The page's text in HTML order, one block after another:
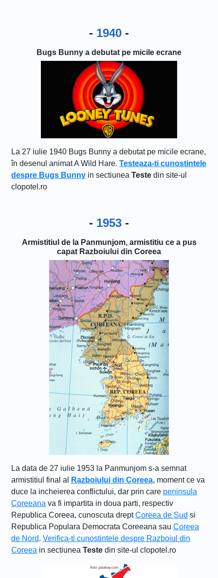
- 1940 -
Bugs Bunny a debutat pe micile ecrane
La 27 iulie 1940 Bugs Bunny a debutat pe micile ecrane,
în desenul animat A Wild Hare. Testeaza-ti cunostintele
despre Bugs Bunny in sectiunea Teste din site-ul
clopotel.ro
- 1953 -
Armistitiul de la Panmunjom, armistitiu ce a pus
capat Razboiului din Coreea
La data de 27 iulie 1953 la Panmunjom s-a semnat
armistitiul final al
Razboiului din Coreea, moment ce va
duce la incheierea conflictului, dar prin care peninsula
Coreeana va fi impartita in doua parti, respectiv
Republica Coreea, cunoscuta dreptCoreea de Sud si
Republica Populara Democrata Coreeana sau Coreea
de Nord. Verifica-ti cunostintele despre Razboiul din
Coreea in sectiunea Teste din site-ul clopotel.ro